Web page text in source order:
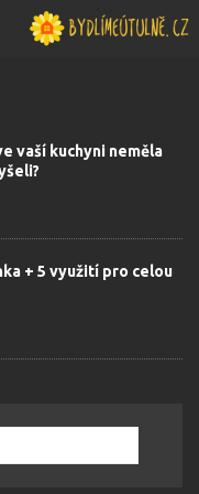
vaší kuchyni neměla
+ 5 využití pro celou